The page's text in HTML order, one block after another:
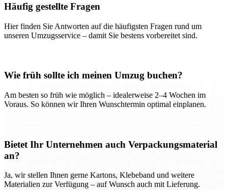
Häufig gestellte Fragen
Hier finden Sie Antworten auf die häufigsten Fragen rund um
unseren Umzugsservice – damit Sie bestens vorbereitet sind.
Wie früh sollte ich meinen Umzug buchen?
Am besten so früh wie möglich – idealerweise 2–4 Wochen im
Voraus. So können wir Ihren Wunschtermin optimal einplanen.
Bietet Ihr Unternehmen auch Verpackungsmaterial
an?
Ja, wir stellen Ihnen gerne Kartons, Klebeband und weitere
Materialien zur Verfügung – auf Wunsch auch mit Lieferung.